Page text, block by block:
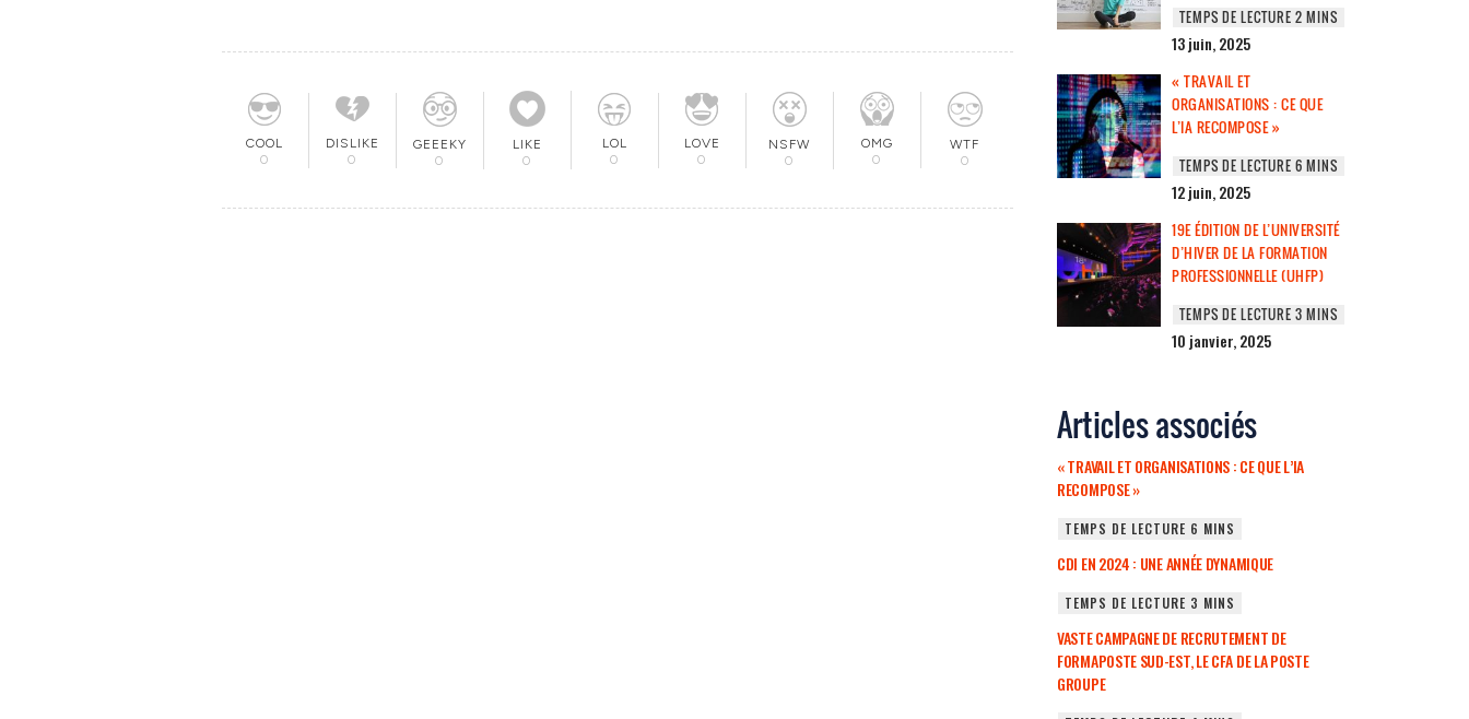
COOL
0
DISLIKE
0
GEEEKY
0
LIKE
0
LOL
0
LOVE
0
NSFW
0
OMG
0
WTF
0
13 juin, 2025
« TRAVAIL ET
ORGANISATIONS : CE QUE
L’IA RECOMPOSE »
12 juin, 2025
19E ÉDITION DE L’UNIVERSITÉ
D’HIVER DE LA FORMATION
PROFESSIONNELLE (UHFP)
10 janvier, 2025
Articles associés
« TRAVAIL ET ORGANISATIONS : CE QUE L’IA
RECOMPOSE »
CDI EN 2024 : UNE ANNÉE DYNAMIQUE
VASTE CAMPAGNE DE RECRUTEMENT DE
FORMAPOSTE SUD-EST, LE CFA DE LA POSTE
GROUPE